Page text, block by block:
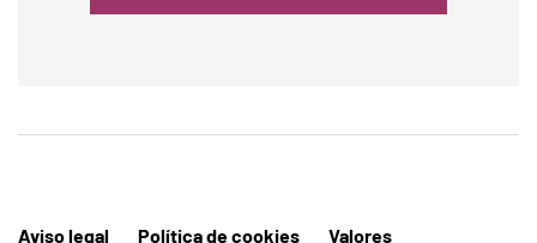
Aviso legal Política de cookies Valores